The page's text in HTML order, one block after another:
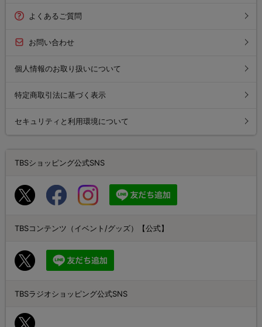
よくあるご質問
お問い合わせ
個人情報のお取り扱いについて
特定商取引法に基づく表示
セキュリティと利用環境について
TBSショッピング公式SNS
TBSコンテンツ（イベント/グッズ）【公式】
TBSラジオショッピング公式SNS